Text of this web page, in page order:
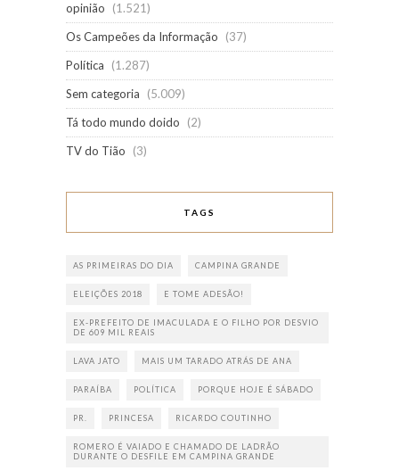
opinião
(1.521)
Os Campeões da Informação
(37)
Política
(1.287)
Sem categoria
(5.009)
Tá todo mundo doido
(2)
TV do Tião
(3)
TAGS
AS PRIMEIRAS DO DIA CAMPINA GRANDE
ELEIÇÕES 2018 E TOME ADESÃO!
EX-PREFEITO DE IMACULADA E O FILHO POR DESVIO
DE 609 MIL REAIS
LAVA JATO MAIS UM TARADO ATRÁS DE ANA
PARAÍBA POLÍTICA PORQUE HOJE É SÁBADO
PR. PRINCESA RICARDO COUTINHO
ROMERO É VAIADO E CHAMADO DE LADRÃO
DURANTE O DESFILE EM CAMPINA GRANDE